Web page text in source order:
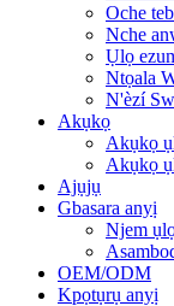
Oche
Nche
Ụlọ
Ntọala
N'èzí
Akụkọ
Akụkọ
Akụkọ
Ajụjụ
Gbasara anyị
Njem
OEM/ODM
Kpọtụrụ anyị